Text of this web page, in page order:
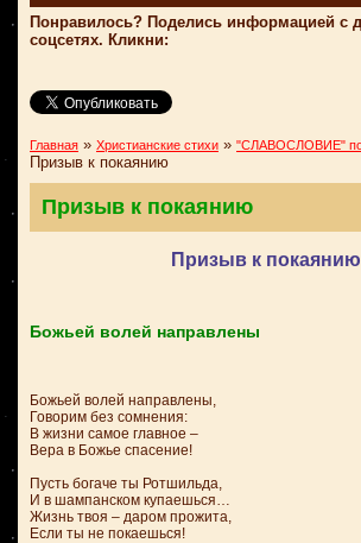
Понравилось? Поделись информацией с
соцсетях. Кликни:
Главная » Христианские стихи » "СЛАВОСЛОВИЕ"
Призыв к покаянию
Призыв к покаянию
Призыв к покаянию
Божьей волей направлены
Божьей волей направлены,
Говорим без сомнения:
В жизни самое главное –
Вера в Божье спасение!
Пусть богаче ты Ротшильда,
И в шампанском купаешься…
Жизнь твоя – даром прожита,
Если ты не покаешься!